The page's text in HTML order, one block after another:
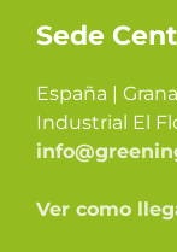
Sede
España |
Industrial El
Ver como